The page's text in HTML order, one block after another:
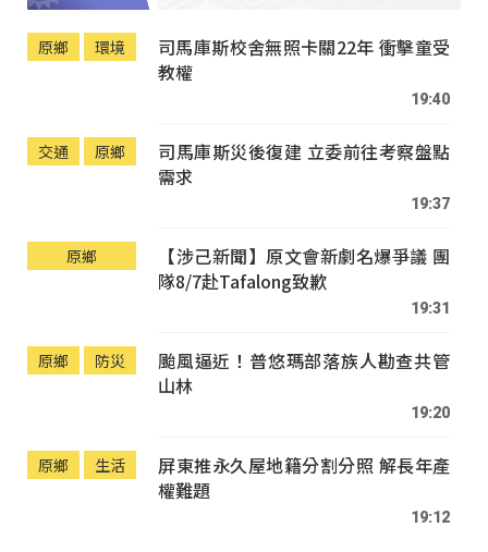
原鄉 環境
司馬庫斯校舍無照卡關22年 衝擊童受
教權
19:40
交通 原鄉
司馬庫斯災後復建 立委前往考察盤點
需求
19:37
原鄉
【涉己新聞】原文會新劇名爆爭議 團
隊8/7赴Tafalong致歉
19:31
原鄉 防災
颱風逼近！普悠瑪部落族人勘查共管
山林
19:20
原鄉 生活
屏東推永久屋地籍分割分照 解長年產
權難題
19:12